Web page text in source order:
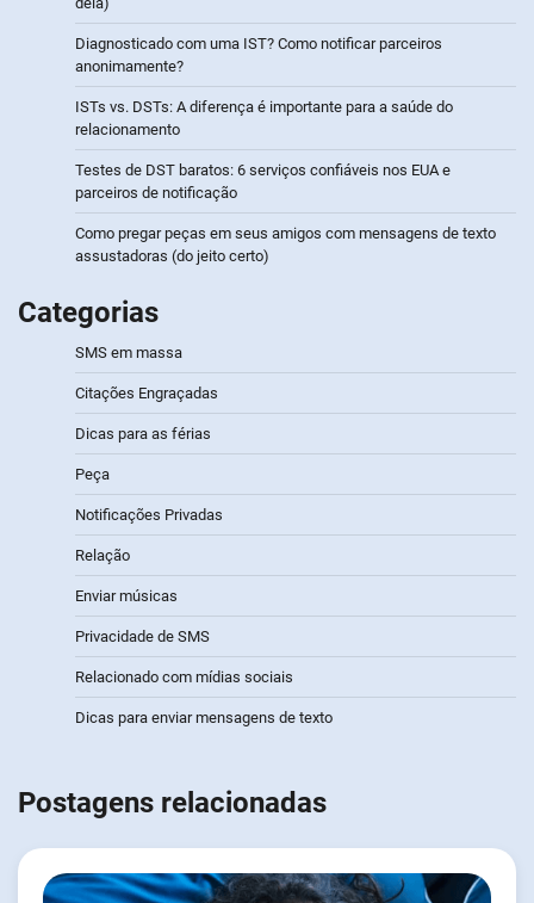
Diagnosticado com uma IST? Como notificar parceiros
anonimamente?
ISTs vs. DSTs: A diferença é importante para a saúde do
relacionamento
Testes de DST baratos: 6 serviços confiáveis nos EUA e
parceiros de notificação
Como pregar peças em seus amigos com mensagens de texto
assustadoras (do jeito certo)
Categorias
SMS em massa
Citações Engraçadas
Dicas para as férias
Peça
Notificações Privadas
Relação
Enviar músicas
Privacidade de SMS
Relacionado com mídias sociais
Dicas para enviar mensagens de texto
Postagens relacionadas